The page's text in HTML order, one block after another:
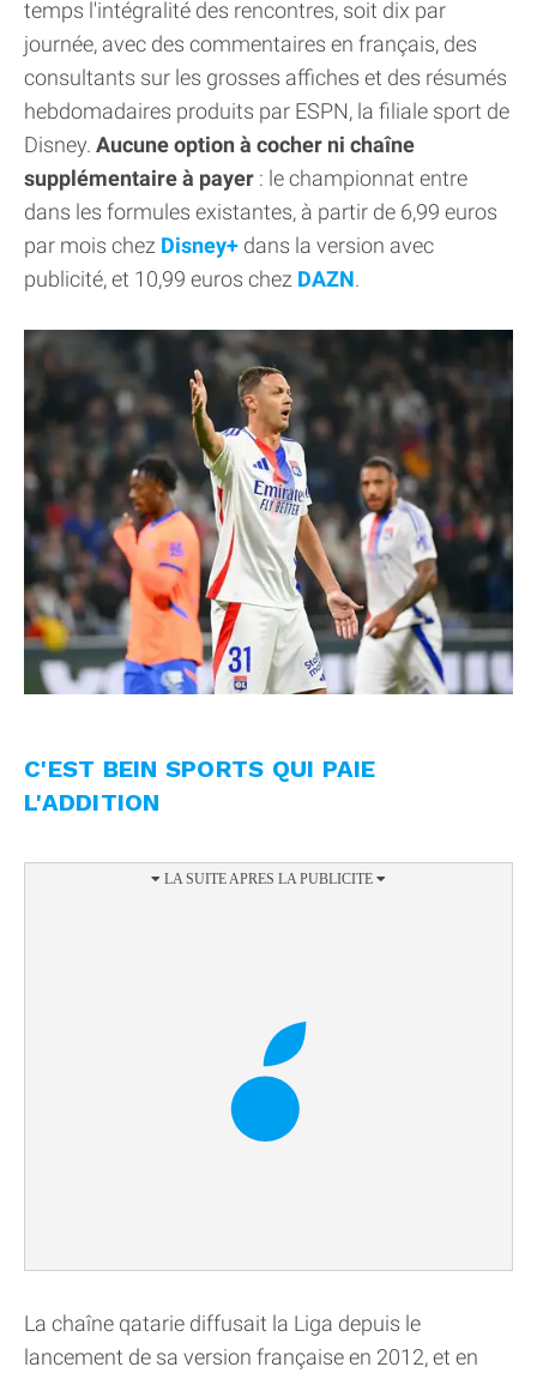
temps l'intégralité des rencontres, soit dix par
journée, avec des commentaires en français, des
consultants sur les grosses affiches et des résumés
hebdomadaires produits par ESPN, la filiale sport de
Disney. Aucune option à cocher ni chaîne
supplémentaire à payer : le championnat entre
dans les formules existantes, à partir de 6,99 euros
par mois chez Disney+ dans la version avec
publicité, et 10,99 euros chez DAZN.
C'EST BEIN SPORTS QUI PAIE
L'ADDITION
La chaîne qatarie diffusait la Liga depuis le
lancement de sa version française en 2012, et en